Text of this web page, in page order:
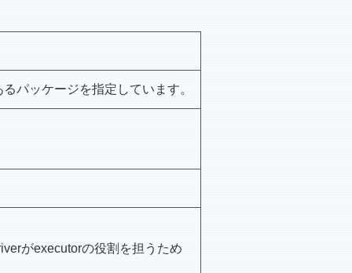
パッケージを指定しています。
がexecutorの役割を担うため